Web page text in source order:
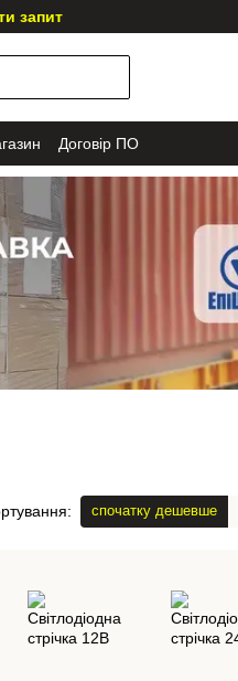
запит
Договір ПО
спочатку дешевше